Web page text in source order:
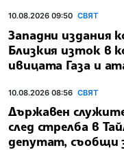
10.08.2026 09:50 СВЯТ
Западни издания
Близкия изток в
ивицата Газа и
10.08.2026 08:56 СВЯТ
Държавен
след стрелба в
депутат, съобщи